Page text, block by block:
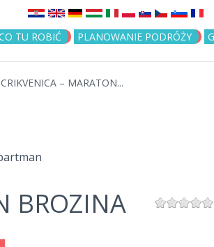
Jump to navigation
TU ROBIĆ PLANOWANIE PODRÓŻY
– MARATON...
BROZINA